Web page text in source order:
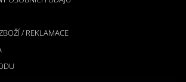
/ REKLAMACE